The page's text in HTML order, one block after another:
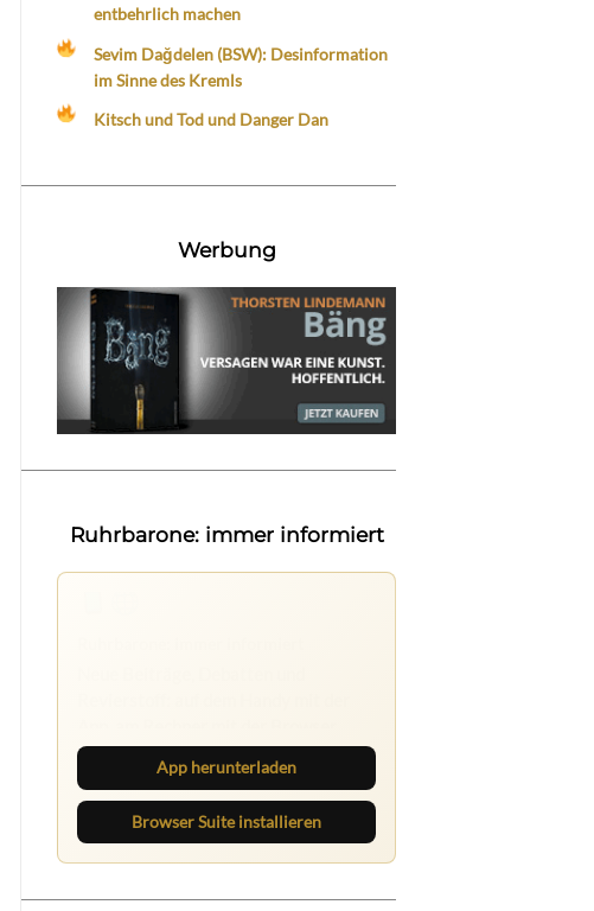
entbehrlich machen
Sevim Dağdelen (BSW): Desinformation
im Sinne des Kremls
Kitsch und Tod und Danger Dan
Werbung
Ruhrbarone: immer informiert
App herunterladen
Browser Suite installieren